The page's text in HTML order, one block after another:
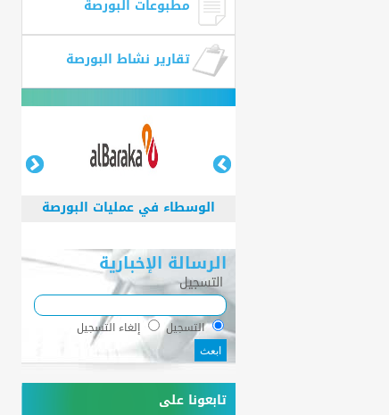
مطبوعات البورصة
تقارير نشاط البورصة
الوسطاء في عمليات البورصة
الوسطاء في عمليات البورصة
الرسالة الإخبارية
التسجيل
التسجيل إلغاء التسجيل
تابعونا على